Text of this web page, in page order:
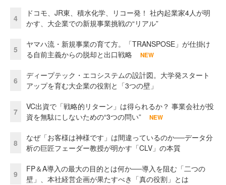
4
ドコモ、JR東、積水化学、リコー発！ 社内起業家4人が明
かす、大企業での新規事業挑戦の“リアル”
5
ヤマハ流・新規事業の育て方。「TRANSPOSE」が仕掛け
る自前主義からの脱却と出口戦略
NEW
6
ディープテック・エコシステムの設計図。大学発スタート
アップを育む大企業の役割と「3つの壁」
7
VC出資で「戦略的リターン」は得られるか？ 事業会社が投
資を無駄にしないための“3つの問い”
NEW
8
なぜ「お客様は神様です」は間違っているのか──データ分
析の巨匠フェーダー教授が明かす「CLV」の本質
9
FP＆A導入の最大の目的とは何か──導入を阻む「二つの
壁」、本社経営企画が果たすべき「真の役割」とは